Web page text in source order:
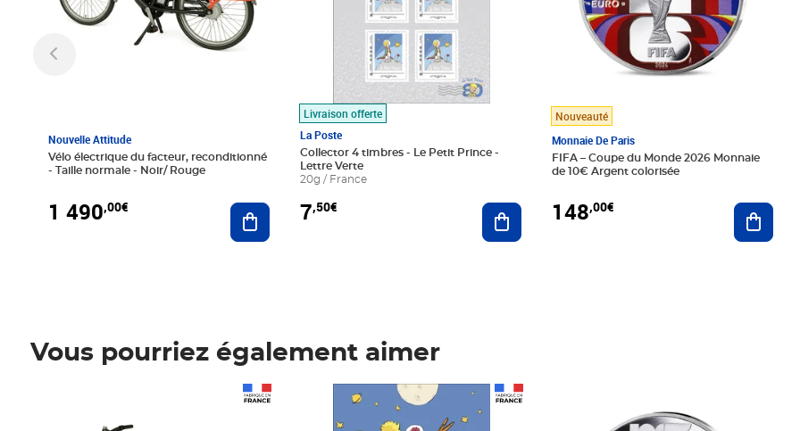
Nouvelle Attitude
Vélo électrique du facteur, reconditionné
- Taille normale - Noir/ Rouge
1 490,00€ Ajouter au panier
Livraison offerte
La Poste
Collector 4 timbres - Le Petit Prince -
Lettre Verte
20g / France
7,50€ Ajouter au panier
Nouveauté
Monnaie De Paris
FIFA – Coupe du Monde 2026 Monnaie
de 10€ Argent colorisée
148,00€
Vous pourriez également aimer
Prix 7,50€